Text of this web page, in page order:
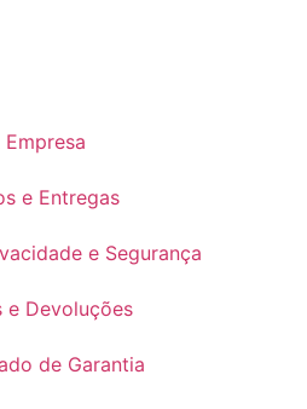
Empresa
e Entregas
e Segurança
e Devoluções
de Garantia